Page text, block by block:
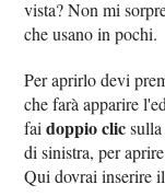
vista? Non mi
che usano in pochi.
Per aprirlo devi
che farà apparire
faidoppio clic
di sinistra, per
Qui dovrai inserire